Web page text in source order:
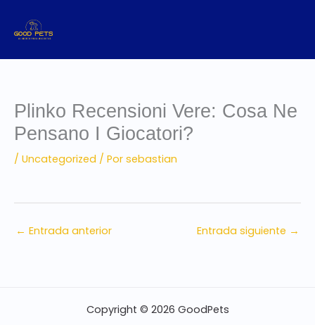
contenido
Plinko Recensioni Vere: Cosa Ne
Pensano I Giocatori?
/ Uncategorized / Por sebastian
← Entrada anterior Entrada siguiente →
Copyright © 2026 GoodPets